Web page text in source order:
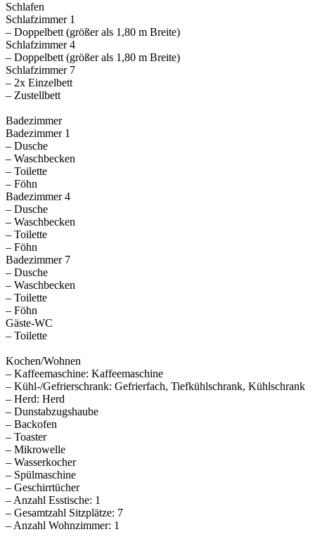
Schlafen
Schlafzimmer 1
– Doppelbett (größer als 1,80 m Breite)
Schlafzimmer 4
– Doppelbett (größer als 1,80 m Breite)
Schlafzimmer 7
– 2x Einzelbett
– Zustellbett
Badezimmer
Badezimmer 1
– Dusche
– Waschbecken
– Toilette
– Föhn
Badezimmer 4
– Dusche
– Waschbecken
– Toilette
– Föhn
Badezimmer 7
– Dusche
– Waschbecken
– Toilette
– Föhn
Gäste-WC
– Toilette
Kochen/Wohnen
– Kaffeemaschine: Kaffeemaschine
– Kühl-/Gefrierschrank: Gefrierfach, Tiefkühlschrank, Kühlschrank
– Herd: Herd
– Dunstabzugshaube
– Backofen
– Toaster
– Mikrowelle
– Wasserkocher
– Spülmaschine
– Geschirrtücher
– Anzahl Esstische: 1
– Gesamtzahl Sitzplätze: 7
– Anzahl Wohnzimmer: 1